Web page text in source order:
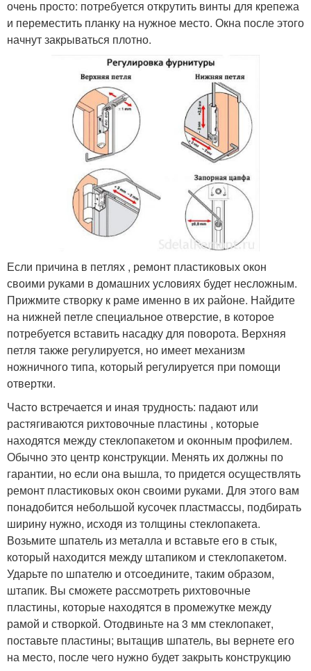
очень просто: потребуется открутить винты для крепежа
и переместить планку на нужное место. Окна после этого
начнут закрываться плотно.
Если причина в петлях , ремонт пластиковых окон
своими руками в домашних условиях будет несложным.
Прижмите створку к раме именно в их районе. Найдите
на нижней петле специальное отверстие, в которое
потребуется вставить насадку для поворота. Верхняя
петля также регулируется, но имеет механизм
ножничного типа, который регулируется при помощи
отвертки.
Часто встречается и иная трудность: падают или
растягиваются рихтовочные пластины , которые
находятся между стеклопакетом и оконным профилем.
Обычно это центр конструкции. Менять их должны по
гарантии, но если она вышла, то придется осуществлять
ремонт пластиковых окон своими руками. Для этого вам
понадобится небольшой кусочек пластмассы, подбирать
ширину нужно, исходя из толщины стеклопакета.
Возьмите шпатель из металла и вставьте его в стык,
который находится между штапиком и стеклопакетом.
Ударьте по шпателю и отсоедините, таким образом,
штапик. Вы сможете рассмотреть рихтовочные
пластины, которые находятся в промежутке между
рамой и створкой. Отодвиньте на 3 мм стеклопакет,
поставьте пластины; вытащив шпатель, вы вернете его
на место, после чего нужно будет закрыть конструкцию